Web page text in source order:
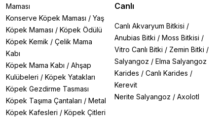
Maması
Konserve Köpek Maması / Yaş
Köpek Maması / Köpek Ödülü
Köpek Kemik / Çelik Mama
Kabı
Köpek Mama Kabı / Ahşap
Kulübeleri / Köpek Yatakları
Köpek Gezdirme Tasması
Köpek Taşıma Çantaları / Metal
Köpek Kafesleri / Köpek Çitleri
Canlı
Canlı Akvaryum Bitkisi /
Anubias Bitki / Moss Bitkisi /
Vitro Canlı Bitki / Zemin Bitki /
Salyangoz / Elma Salyangoz
Karides / Canlı Karides /
Kerevit
Nerite Salyangoz / Axolotl